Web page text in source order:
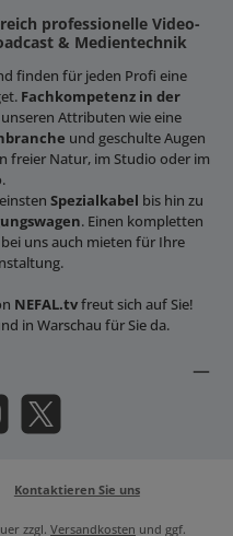
professionelle Video-
& Medientechnik
finden für jeden Profi eine
Fachkompetenz in der
Attributen wie eine
und geschulte Augen
freier Natur, im Studio oder im
Spezialkabel bis hin zu
. Einen kompletten
uns auch mieten für Ihre
NEFAL.tvfreut sich auf Sie!
in Warschau für Sie da.
X / Twitter
Kontaktieren Sie uns
zzgl. Versandkosten und ggf.